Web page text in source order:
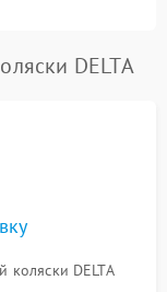
DELTA
коляски DELTA